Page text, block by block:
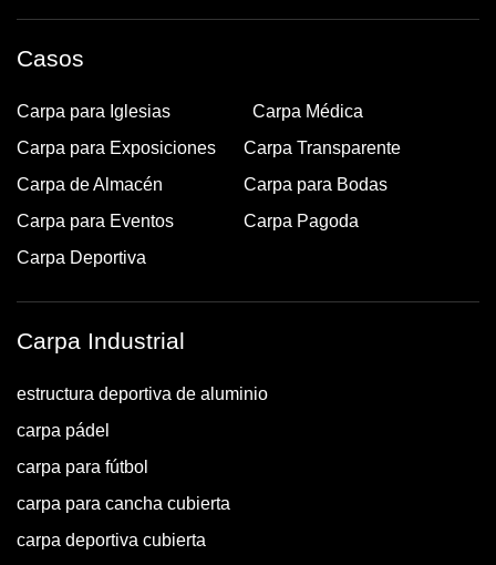
Casos
Carpa para Iglesias
Carpa Médica
Carpa para Exposiciones
Carpa Transparente
Carpa de Almacén
Carpa para Bodas
Carpa para Eventos
Carpa Pagoda
Carpa Deportiva
Carpa Industrial
estructura deportiva de aluminio
carpa pádel
carpa para fútbol
carpa para cancha cubierta
carpa deportiva cubierta